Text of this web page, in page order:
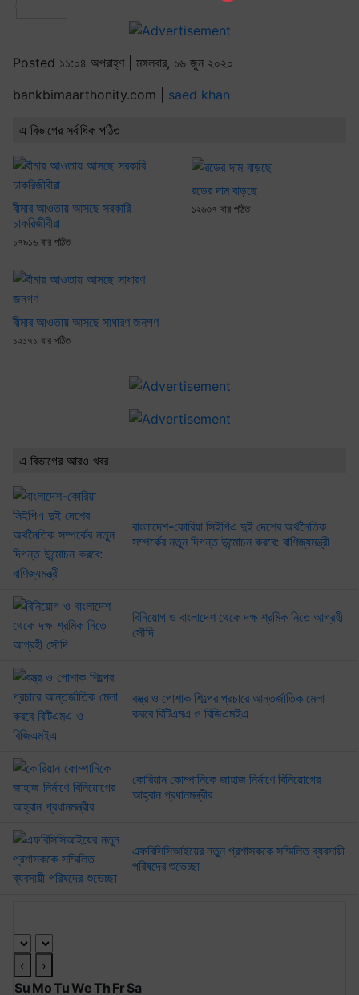
Posted ১১:০৪ অপরাহ্ণ | মঙ্গলবার, ১৬ জুন ২০২০
bankbimaarthonity.com | saed khan
এ বিভাগের সর্বাধিক পঠিত
বীমার আওতায় আসছে সরকারি
চাকরিজীবীরা
১৭৯১৬ বার পঠিত
রডের দাম বাড়ছে
১২৬৩৭ বার পঠিত
বীমার আওতায় আসছে সাধারণ জনগণ
১২১৭১ বার পঠিত
এ বিভাগের আরও খবর
বাংলাদেশ-কোরিয়া সিইপিএ দুই দেশের অর্থনৈতিক
সম্পর্কের নতুন দিগন্ত উন্মোচন করবে: বাণিজ্যমন্ত্রী
বিনিয়োগ ও বাংলাদেশ থেকে দক্ষ শ্রমিক নিতে আগ্রহী
সৌদি
বস্ত্র ও পোশাক শিল্পের প্রচারে আন্তর্জাতিক মেলা
করবে বিটিএমএ ও বিজিএমইএ
কোরিয়ান কোম্পানিকে জাহাজ নির্মাণে বিনিয়োগের
আহ্বান প্রধানমন্ত্রীর
এফবিসিসিআইয়ের নতুন প্রশাসককে সম্মিলিত ব্যবসায়ী
পরিষদের শুভেচ্ছা
‹
›
Su MoTuWeTh Fr Sa